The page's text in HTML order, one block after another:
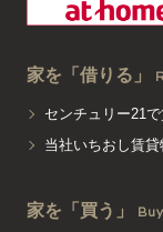
家を「借りる」
センチュリー21
当社いちおし賃貸
家を「買う」 Buy